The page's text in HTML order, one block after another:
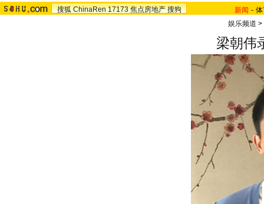
搜狐 ChinaRen 17173 焦点房地产 搜狗 新闻 -
娱乐频道 >
梁朝伟